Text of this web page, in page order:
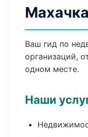
Ваш гид по
организаций,
одном месте.
Наши